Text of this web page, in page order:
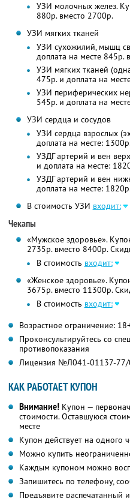
УЗИ молочных желез.
880р. вместо 2700р.
УЗИ мягких тканей
УЗИ сухожилий, мышц
доплата на месте 845р.
УЗИ мягких тканей
475р. и доплата на
УЗИ периферических
545р. и доплата на
УЗИ сердца и сосудов
УЗИ сердца взрослых
доплата на месте:
УЗДГ артерий и вен
и доплата на месте:
УЗДГ артерий и вен
доплата на месте:
В стоимость УЗИ входит:
Чекапы
«Мужское здоровье».
2735р. вместо 8400р.
В стоимость входит:
«Женское здоровье».
3675р. вместо 11300р.
В стоимость входит:
Возрастное ограничение:
Проконсультируйтесь со
противопоказания
Лицензия №Л041-01137-
КАК РАБОТАЕТ КУПОН
Внимание! Купон —
стоимости. Оставшуюся
месте
Купон действует на одного
Можно купить
Каждым купоном можно
Запишитесь по телефону,
Предъявите распечатанный